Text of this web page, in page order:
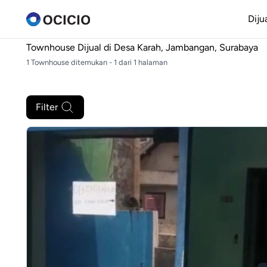
Townhouse Dijual di Desa Karah, Jambangan, Surabaya
1 Townhouse ditemukan - 1 dari 1 halaman
Filter